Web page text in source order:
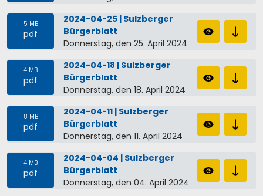
5 MB
pdf
2024-04-25 | Sulzberger
Bürgerblatt
Donnerstag, den 25. April 2024
4 MB
pdf
2024-04-18 | Sulzberger
Bürgerblatt
Donnerstag, den 18. April 2024
8 MB
pdf
2024-04-11 | Sulzberger
Bürgerblatt
Donnerstag, den 11. April 2024
4 MB
pdf
2024-04-04 | Sulzberger
Bürgerblatt
Donnerstag, den 04. April 2024